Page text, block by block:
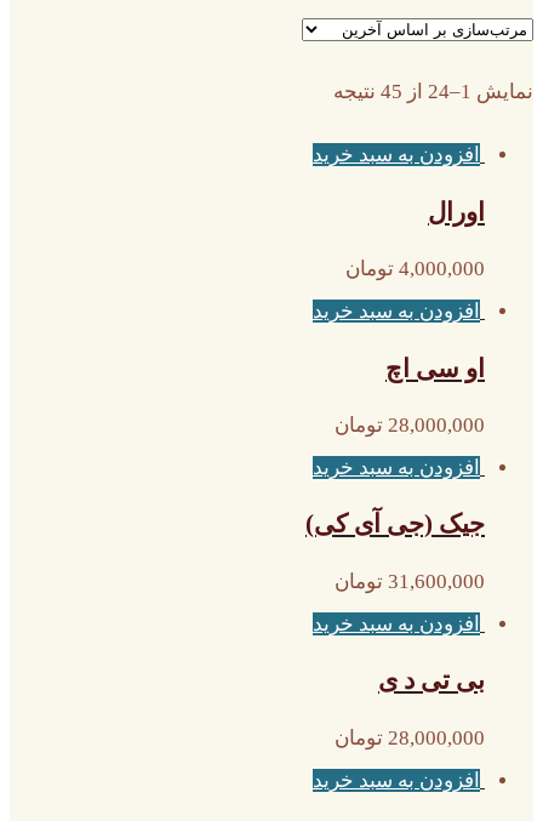
نمایش 1–24 از 45 نتیجه
افزودن به سبد خرید
اورال
4,000,000 تومان
افزودن به سبد خرید
او سی اچ
28,000,000 تومان
افزودن به سبد خرید
جیک (جی آی کی)
31,600,000 تومان
افزودن به سبد خرید
بی تی د ی
28,000,000 تومان
افزودن به سبد خرید